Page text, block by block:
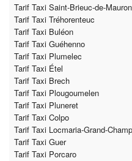
Tarif Taxi Saint-Brieuc-de-Mauron
Tarif Taxi Tréhorenteuc
Tarif Taxi Buléon
Tarif Taxi Guéhenno
Tarif Taxi Plumelec
Tarif Taxi Étel
Tarif Taxi Brech
Tarif Taxi Plougoumelen
Tarif Taxi Pluneret
Tarif Taxi Colpo
Tarif Taxi Locmaria-Grand-Champ
Tarif Taxi Guer
Tarif Taxi Porcaro